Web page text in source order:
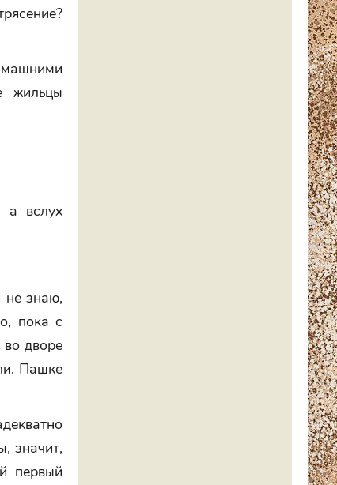
жильцы
а вслух
не знаю,
пока с
во дворе
Пашке
значит,
первый